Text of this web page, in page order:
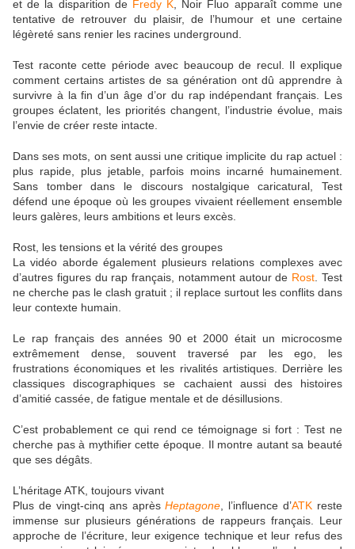
et de la disparition de Fredy K , Noir Fluo apparaît comme une
tentative de retrouver du plaisir, de l’humour et une certaine
légèreté sans renier les racines underground.
Test raconte cette période avec beaucoup de recul. Il explique
comment certains artistes de sa génération ont dû apprendre à
survivre à la fin d’un âge d’or du rap indépendant français. Les
groupes éclatent, les priorités changent, l’industrie évolue, mais
l’envie de créer reste intacte.
Dans ses mots, on sent aussi une critique implicite du rap actuel :
plus rapide, plus jetable, parfois moins incarné humainement.
Sans tomber dans le discours nostalgique caricatural, Test
défend une époque où les groupes vivaient réellement ensemble
leurs galères, leurs ambitions et leurs excès.
Rost, les tensions et la vérité des groupes
La vidéo aborde également plusieurs relations complexes avec
d’autres figures du rap français, notamment autour de Rost . Test
ne cherche pas le clash gratuit ; il replace surtout les conflits dans
leur contexte humain.
Le rap français des années 90 et 2000 était un microcosme
extrêmement dense, souvent traversé par les ego, les
frustrations économiques et les rivalités artistiques. Derrière les
classiques discographiques se cachaient aussi des histoires
d’amitié cassée, de fatigue mentale et de désillusions.
C’est probablement ce qui rend ce témoignage si fort : Test ne
cherche pas à mythifier cette époque. Il montre autant sa beauté
que ses dégâts.
L’héritage ATK, toujours vivant
Plus de vingt-cinq ans aprèsHeptagone , l’influence d’ATK reste
immense sur plusieurs générations de rappeurs français. Leur
approche de l’écriture, leur exigence technique et leur refus des